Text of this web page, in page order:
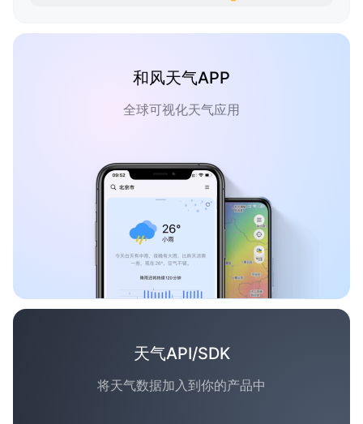
和风天气APP
全球可视化天气应用
天气API/SDK
将天气数据加入到你的产品中